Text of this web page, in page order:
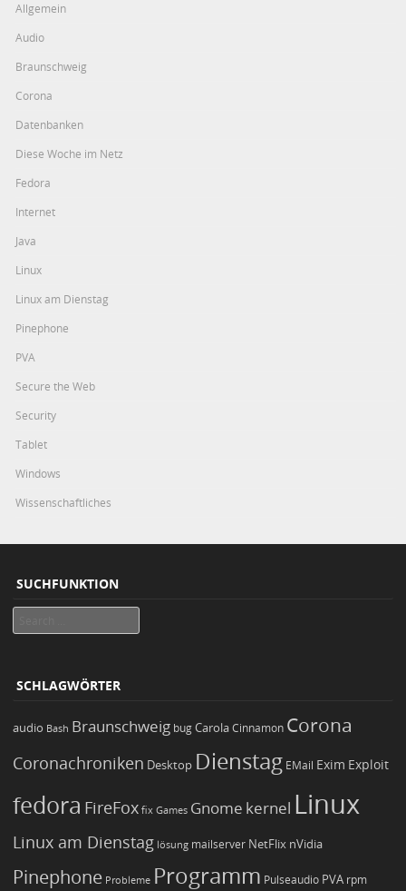
Allgemein
Audio
Braunschweig
Corona
Datenbanken
Diese Woche im Netz
Fedora
Internet
Java
Linux
Linux am Dienstag
Pinephone
PVA
Secure the Web
Security
Tablet
Windows
Wissenschaftliches
SUCHFUNKTION
SCHLAGWÖRTER
audio Bash Braunschweig bugCarola Cinnamon Corona
Coronachroniken Desktop Dienstag EMail Exim Exploit
fedora FireFox fix Games Gnome kernel Linux
Linux am Dienstag lösung mailserver NetFlix nVidia
Pinephone Probleme Programm Pulseaudio PVA rpm